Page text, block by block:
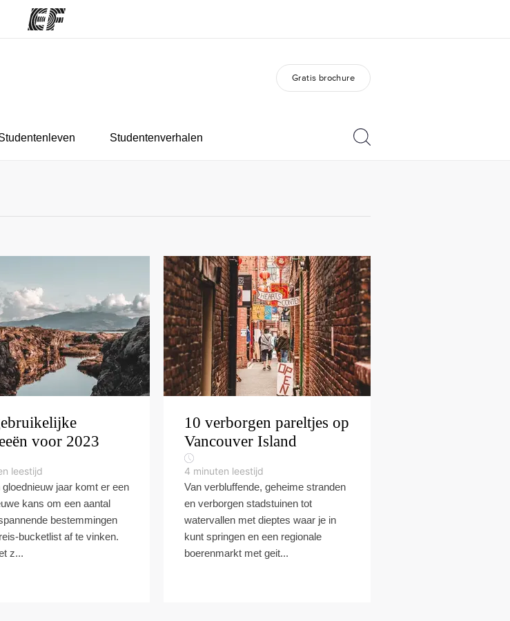
Careers
Gratis brochure
Studentenverhalen
voor 2023
leestijd
gloednieuw jaar komt er een
kans om een ​​aantal
bestemmingen
bucketlist af te vinken.
z...
10 verborgen pareltjes op
Vancouver Island
4 minuten leestijd
Van verbluffende, geheime stranden
en verborgen stadstuinen tot
watervallen met dieptes waar je in
kunt springen en een regionale
boerenmarkt met geit...